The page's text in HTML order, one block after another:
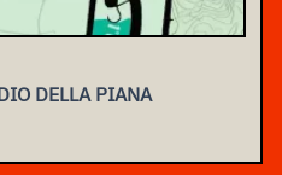
DELLA PIANA